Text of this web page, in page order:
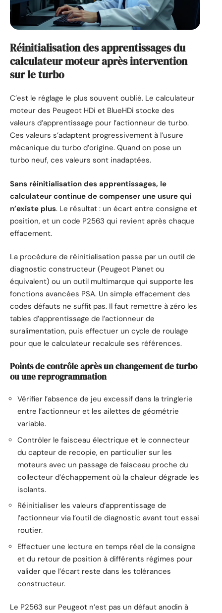
Réinitialisation des apprentissages du
calculateur moteur après intervention
sur le turbo
C’est le réglage le plus souvent oublié. Le calculateur
moteur des Peugeot HDi et BlueHDi stocke des
valeurs d’apprentissage pour l’actionneur de turbo.
Ces valeurs s’adaptent progressivement à l’usure
mécanique du turbo d’origine. Quand on pose un
turbo neuf, ces valeurs sont inadaptées.
Sans réinitialisation des apprentissages, le
calculateur continue de compenser une usure qui
n’existe plus. Le résultat : un écart entre consigne et
position, et un code P2563 qui revient après chaque
effacement.
La procédure de réinitialisation passe par un outil de
diagnostic constructeur (Peugeot Planet ou
équivalent) ou un outil multimarque qui supporte les
fonctions avancées PSA. Un simple effacement des
codes défauts ne suffit pas. Il faut remettre à zéro les
tables d’apprentissage de l’actionneur de
suralimentation, puis effectuer un cycle de roulage
pour que le calculateur recalcule ses références.
Points de contrôle après un changement de turbo
ou une reprogrammation
Vérifier l’absence de jeu excessif dans la tringlerie
entre l’actionneur et les ailettes de géométrie
variable.
Contrôler le faisceau électrique et le connecteur
du capteur de recopie, en particulier sur les
moteurs avec un passage de faisceau proche du
collecteur d’échappement où la chaleur dégrade les
isolants.
Réinitialiser les valeurs d’apprentissage de
l’actionneur via l’outil de diagnostic avant tout essai
routier.
Effectuer une lecture en temps réel de la consigne
et du retour de position à différents régimes pour
valider que l’écart reste dans les tolérances
constructeur.
Le P2563 sur Peugeot n’est pas un défaut anodin à